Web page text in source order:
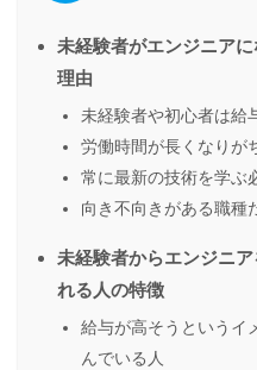
未経験者がエンジニア
理由
未経験者や初心者は給
労働時間が長くなりが
常に最新の技術を学ぶ
向き不向きがある職種
未経験者からエンジニ
れる人の特徴
給与が高そうというイ
んでいる人